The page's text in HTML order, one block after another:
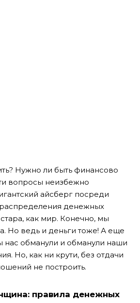
Нужно ли быть финансово
вопросы неизбежно
айсберг посреди
денежных
как мир. Конечно, мы
Но ведь и деньги тоже! А еще
нас обманули и обманули наши
Но, как ни крути, без отдачи
не построить.
правила денежных